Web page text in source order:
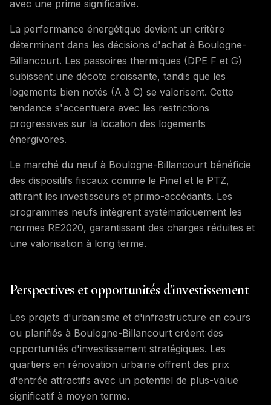
avec une prime significative.
La performance énergétique devient un critère
déterminant dans les décisions d'achat à Boulogne-
Billancourt. Les passoires thermiques (DPE F et G)
subissent une décote croissante, tandis que les
logements bien notés (A à C) se valorisent. Cette
tendance s'accentuera avec les restrictions
progressives sur la location des logements
énergivores.
Le marché du neuf à Boulogne-Billancourt bénéficie
des dispositifs fiscaux comme le Pinel et le PTZ,
attirant les investisseurs et primo-accédants. Les
programmes neufs intègrent systématiquement les
normes RE2020, garantissant des charges réduites et
une valorisation à long terme.
Perspectives et opportunités d'investissement
Les projets d'urbanisme et d'infrastructure en cours
ou planifiés à Boulogne-Billancourt créent des
opportunités d'investissement stratégiques. Les
quartiers en rénovation urbaine offrent des prix
d'entrée attractifs avec un potentiel de plus-value
significatif à moyen terme.